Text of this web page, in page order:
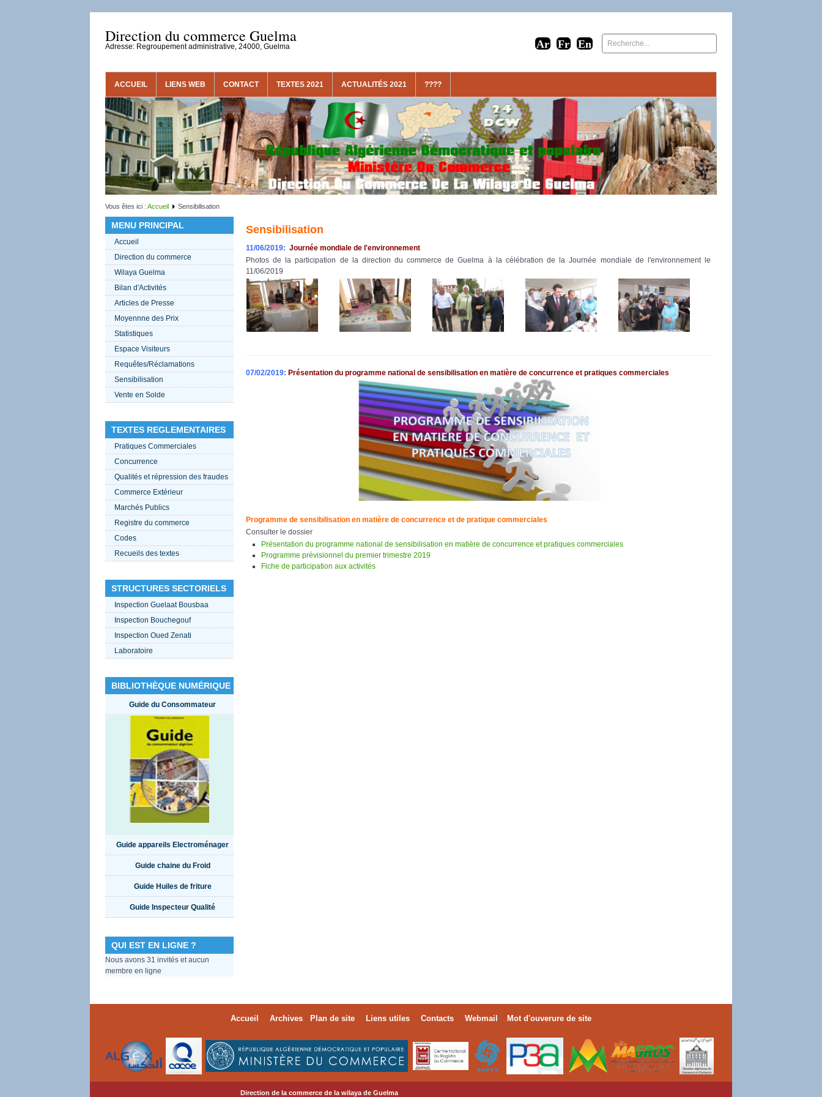
Direction du commerce Guelma
Adresse: Regroupement administrative, 24000, Guelma
ACCUEIL LIENS WEB CONTACT TEXTES 2021 ACTUALITÉS 2021 ????
Vous êtes ici : Accueil Sensibilisation
MENU PRINCIPAL
Accueil
Direction du commerce
Wilaya Guelma
Bilan d'Activités
Articles de Presse
Moyennne des Prix
Statistiques
Espace Visiteurs
Requêtes/Réclamations
Sensibilisation
Vente en Solde
TEXTES REGLEMENTAIRES
Pratiques Commerciales
Concurrence
Qualités et répression des fraudes
Commerce Extérieur
Marchés Publics
Registre du commerce
Codes
Recueils des textes
STRUCTURES SECTORIELS
Inspection Guelaat Bousbaa
Inspection Bouchegouf
Inspection Oued Zenati
Laboratoire
BIBLIOTHÈQUE NUMÉRIQUE
Guide du Consommateur
Guide appareils Electroménager
Guide chaine du Froid
Guide Huiles de friture
Guide Inspecteur Qualité
QUI EST EN LIGNE ?
Nous avons 31 invités et aucun
membre en ligne
Sensibilisation
11/06/2019: Journée mondiale de l'environnement
Photos de la participation de la direction du commerce de Guelma à la célébration de la Journée mondiale de l'environnement le
11/06/2019
07/02/2019: Présentation du programme national de sensibilisation en matière de concurrence et pratiques commerciales
Programme de sensibilisation en matière de concurrence et de pratique commerciales
Consulter le dossier
Présentation du programme national de sensibilisation en matière de concurrence et pratiques commerciales
Programme prévisionnel du premier trimestre 2019
Fiche de participation aux activités
Accueil Archives Plan de site Liens utiles Contacts Webmail Mot d'ouverure de site
Direction de la commerce de la wilaya de Guelma